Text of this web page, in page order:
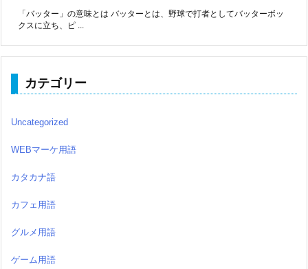
「バッター」の意味とは バッターとは、野球で打者としてバッターボッ
クスに立ち、ピ ...
カテゴリー
Uncategorized
WEBマーケ用語
カタカナ語
カフェ用語
グルメ用語
ゲーム用語